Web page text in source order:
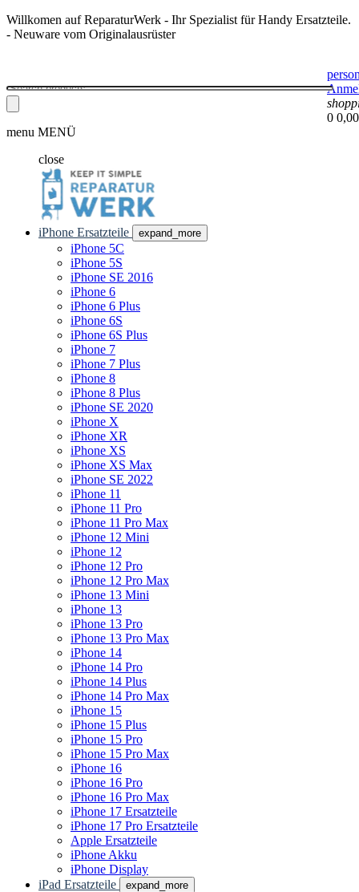
Willkomen auf ReparaturWerk - Ihr Spezialist für Handy Ersatzteile.
- Neuware vom Originalausrüster
0
menu MENÜ
close
iPhone Ersatzteile expand_more
iPhone 5C
iPhone 5S
iPhone SE 2016
iPhone 6
iPhone 6 Plus
iPhone 6S
iPhone 6S Plus
iPhone 7
iPhone 7 Plus
iPhone 8
iPhone 8 Plus
iPhone SE 2020
iPhone X
iPhone XR
iPhone XS
iPhone XS Max
iPhone SE 2022
iPhone 11
iPhone 11 Pro
iPhone 11 Pro Max
iPhone 12 Mini
iPhone 12
iPhone 12 Pro
iPhone 12 Pro Max
iPhone 13 Mini
iPhone 13
iPhone 13 Pro
iPhone 13 Pro Max
iPhone 14
iPhone 14 Pro
iPhone 14 Plus
iPhone 14 Pro Max
iPhone 15
iPhone 15 Plus
iPhone 15 Pro
iPhone 15 Pro Max
iPhone 16
iPhone 16 Pro
iPhone 16 Pro Max
iPhone 17 Ersatzteile
iPhone 17 Pro Ersatzteile
Apple Ersatzteile
iPhone Akku
iPhone Display
iPad Ersatzteile
expand_more